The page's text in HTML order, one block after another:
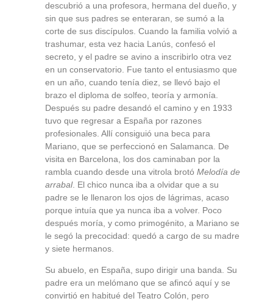
descubrió a una profesora, hermana del dueño, y
sin que sus padres se enteraran, se sumó a la
corte de sus discípulos. Cuando la familia volvió a
trashumar, esta vez hacia Lanús, confesó el
secreto, y el padre se avino a inscribirlo otra vez
en un conservatorio. Fue tanto el entusiasmo que
en un año, cuando tenía diez, se llevó bajo el
brazo el diploma de solfeo, teoría y armonía.
Después su padre desandó el camino y en 1933
tuvo que regresar a España por razones
profesionales. Allí consiguió una beca para
Mariano, que se perfeccionó en Salamanca. De
visita en Barcelona, los dos caminaban por la
rambla cuando desde una vitrola brotó Melodía de
arrabal. El chico nunca iba a olvidar que a su
padre se le llenaron los ojos de lágrimas, acaso
porque intuía que ya nunca iba a volver. Poco
después moría, y como primogénito, a Mariano se
le segó la precocidad: quedó a cargo de su madre
y siete hermanos.
Su abuelo, en España, supo dirigir una banda. Su
padre era un melómano que se afincó aquí y se
convirtió en habitué del Teatro Colón, pero